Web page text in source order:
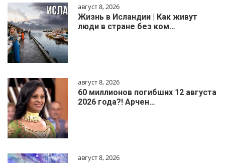
август 8, 2026
Жизнь в Исландии | Как живут
люди в стране без ком…
август 8, 2026
60 миллионов погибших 12 августа
2026 года?! Арчен…
август 8, 2026